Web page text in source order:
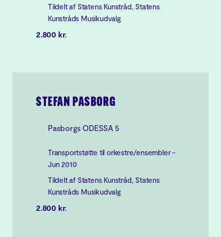
Tildelt af Statens Kunstråd, Statens
Kunstråds Musikudvalg
2.800 kr.
STEFAN PASBORG
Pasborgs ODESSA 5
Transportstøtte til orkestre/ensembler -
Jun 2010
Tildelt af Statens Kunstråd, Statens
Kunstråds Musikudvalg
2.800 kr.